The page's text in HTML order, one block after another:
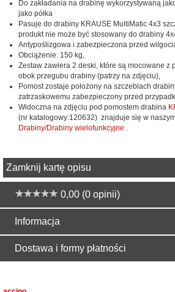
Do zakładania na drabinę wykorzystywaną
jako półka
Pasuje do drabiny KRAUSE MultiMatic 4x3
produkt nie może być stosowany do drabiny
Antypoślizgowa i zabezpieczona przed
Obciążenie: 150 kg,
Zestaw zawiera 2 deski, które są mocowane z
obok przegubu drabiny (patrzy na zdjęciu),
Pomost zostaje położony na szczeblach
zatrzaskowemu zabezpieczony przed
Widoczna na zdjęciu pod pomostem drabina
(nr katalogowy:120632) znajduje się w
Drabiny/Drabiny wielofunkcyjne
Zamknij kartę opisu
0,00 (0 opinii)
Informacja
Dostawa i formy płatności